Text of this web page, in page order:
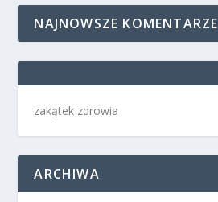
NAJNOWSZE KOMENTARZE
zakątek zdrowia
ARCHIWA